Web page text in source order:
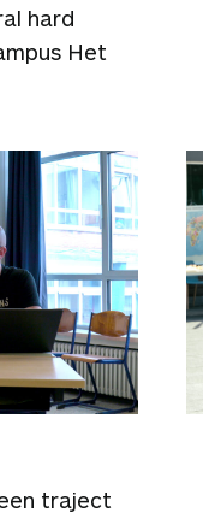
hard
Het
traject